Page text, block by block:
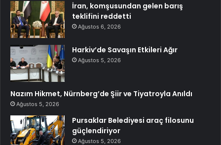
İran, komşusundan gelen barış
teklifini reddetti
Ağustos 6, 2026
Harkiv’de Savaşın Etkileri Ağır
Ağustos 5, 2026
Nazım Hikmet, Nürnberg’de Şiir ve Tiyatroyla Anıldı
Ağustos 5, 2026
Pursaklar Belediyesi araç filosunu
güçlendiriyor
Ağustos 5, 2026